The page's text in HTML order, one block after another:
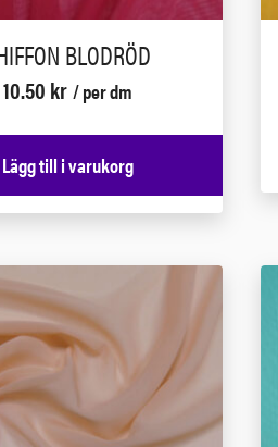
BLODRÖD
10.50 kr / per dm
Lägg till i varukorg